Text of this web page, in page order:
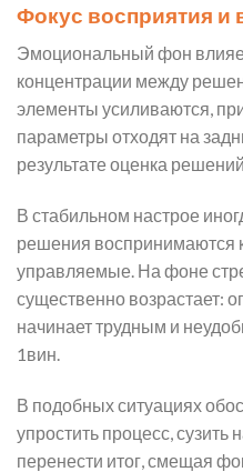
Фокус восприятия и
Эмоциональный фон
концентрации между
элементы усиливаются,
параметры отходят на
результате оценка
В стабильном настрое
решения воспринимаются
управляемые. На фоне
существенно возрастает:
начинает трудным и
1вин.
В подобных ситуациях
упростить процесс,
перенести итог, смещая